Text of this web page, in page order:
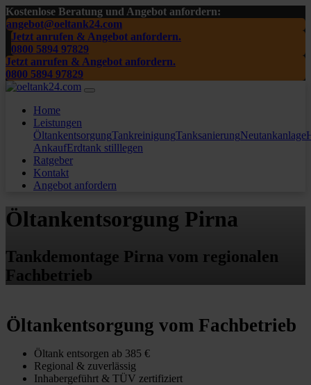
Kostenlose Beratung und Angebot anfordern:
angebot@oeltank24.com
Jetzt anrufen & Angebot anfordern.
0800 5894 97829
Jetzt anrufen & Angebot anfordern.
0800 5894 97829
Home
Leistungen
ÖltankentsorgungTankreinigungTanksanierungNeutankanlage
AnkaufErdtank stilllegen
Ratgeber
Kontakt
Angebot anfordern
Öltankentsorgung Pirna
Tankdemontage Pirna vom regionalen
Fachbetrieb
Öltankentsorgung vom Fachbetrieb
Öltank entsorgen ab 385 €
Regional & zuverlässig
Inhabergeführt & TÜV zertifiziert